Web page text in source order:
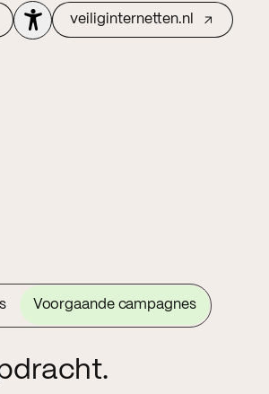
veiliginternetten.nl
Voorgaande campagnes